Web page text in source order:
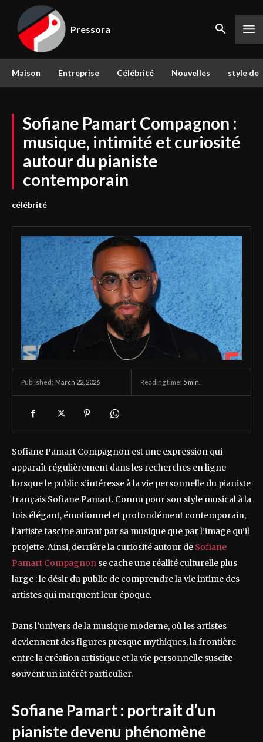
Pressora
Maison Entreprise Célébrité Nouvelles style de
Sofiane Pamart Compagnon :
musique, intimité et curiosité
autour du pianiste
contemporain
célébrité
Published: March 22, 2026 Reading time: 5 min.
Sofiane Pamart Compagnon est une expression qui
apparaît régulièrement dans les recherches en ligne
lorsque le public s’intéresse à la vie personnelle du pianiste
français Sofiane Pamart. Connu pour son style musical à la
fois élégant, émotionnel et profondément contemporain,
l’artiste fascine autant par sa musique que par l’image qu’il
projette. Ainsi, derrière la curiosité autour de Sofiane
Pamart Compagnon se cache une réalité culturelle plus
large : le désir du public de comprendre la vie intime des
artistes qui marquent leur époque.
Dans l’univers de la musique moderne, où les artistes
deviennent des figures presque mythiques, la frontière
entre la création artistique et la vie personnelle suscite
souvent un intérêt particulier.
Sofiane Pamart : portrait d’un
pianiste devenu phénomène